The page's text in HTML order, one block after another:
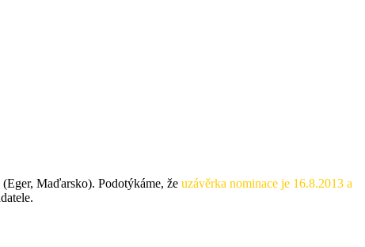
Maďarsko). Podotýkáme, že uzávěrka nominace je 16.8.2013 a